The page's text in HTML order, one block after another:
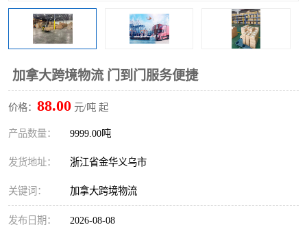
加拿大跨境物流 门到门服务便捷
价格： 88.00 元/吨 起
产品数量： 9999.00吨
发货地址： 浙江省金华义乌市
关键词： 加拿大跨境物流
发布日期： 2026-08-08